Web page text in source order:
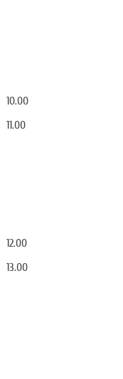
10.00
11.00
12.00
13.00